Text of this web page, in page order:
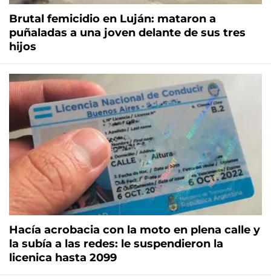
Brutal femicidio en Luján: mataron a
puñaladas a una joven delante de sus tres
hijos
Hacía acrobacia con la moto en plena calle y
la subía a las redes: le suspendieron la
licenica hasta 2099